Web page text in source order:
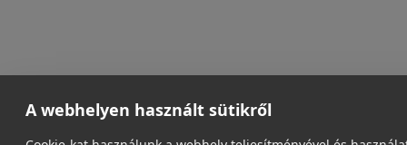
A webhelyen használt sütikről